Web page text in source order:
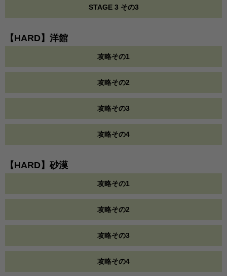
STAGE 3 その3
【HARD】洋館
攻略その1
攻略その2
攻略その3
攻略その4
【HARD】砂漠
攻略その1
攻略その2
攻略その3
攻略その4